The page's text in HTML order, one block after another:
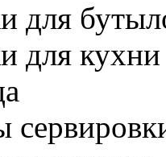
для
для кухни